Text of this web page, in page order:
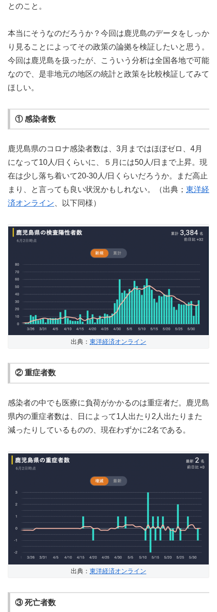
とのこと。
本当にそうなのだろうか？今回は鹿児島のデータをしっか
り見ることによってその政策の論拠を検証したいと思う。
今回は鹿児島を扱ったが、こういう分析は全国各地で可能
なので、是非地元の地区の統計と政策を比較検証してみて
ほしい。
① 感染者数
鹿児島県のコロナ感染者数は、3月まではほぼゼロ、4月
になって10人/日くらいに、５月には50人/日まで上昇。現
在は少し落ち着いて20-30人/日くらいだろうか。まだ高止
まり、と言っても良い状況かもしれない。（出典； 東洋経
済オンライン 、以下同様）
出典： 東洋経済オンライン
② 重症者数
感染者の中でも医療に負荷がかかるのは重症者だ。鹿児島
県内の重症者数は、日によって1人出たり2人出たりまた
減ったりしているものの、現在わずかに2名である。
出典： 東洋経済オンライン
③ 死亡者数